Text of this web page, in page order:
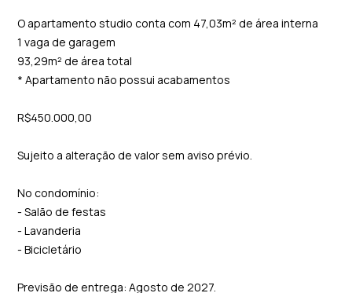
O apartamento studio conta com 47,03m² de área interna
1 vaga de garagem
93,29m² de área total
* Apartamento não possui acabamentos
R$450.000,00
Sujeito a alteração de valor sem aviso prévio.
No condomínio:
- Salão de festas
- Lavanderia
- Bicicletário
Previsão de entrega: Agosto de 2027.